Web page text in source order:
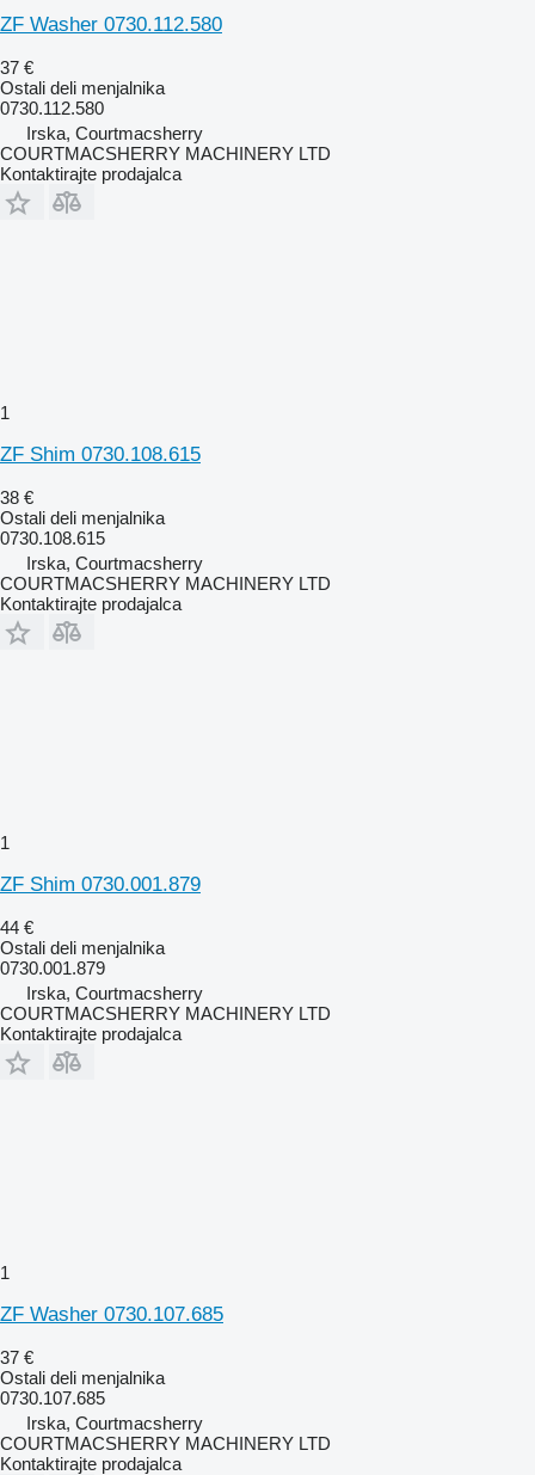
ZF Washer 0730.112.580
37 €
Ostali deli menjalnika
0730.112.580
Irska, Courtmacsherry
COURTMACSHERRY MACHINERY LTD
Kontaktirajte prodajalca
1
ZF Shim 0730.108.615
38 €
Ostali deli menjalnika
0730.108.615
Irska, Courtmacsherry
COURTMACSHERRY MACHINERY LTD
Kontaktirajte prodajalca
1
ZF Shim 0730.001.879
44 €
Ostali deli menjalnika
0730.001.879
Irska, Courtmacsherry
COURTMACSHERRY MACHINERY LTD
Kontaktirajte prodajalca
1
ZF Washer 0730.107.685
37 €
Ostali deli menjalnika
0730.107.685
Irska, Courtmacsherry
COURTMACSHERRY MACHINERY LTD
Kontaktirajte prodajalca